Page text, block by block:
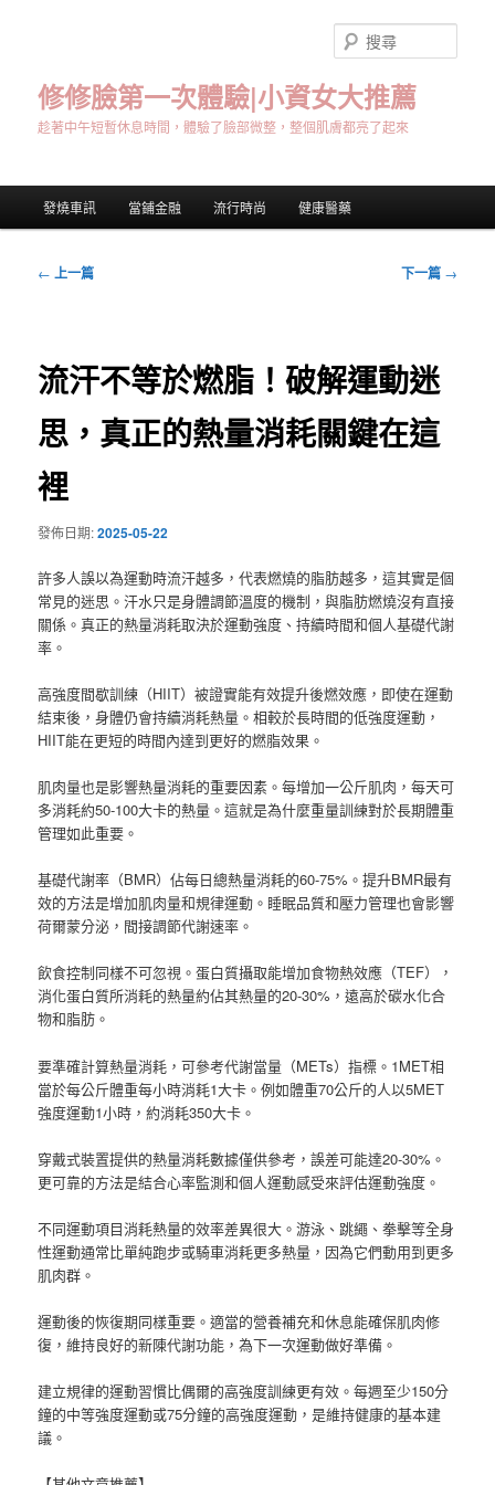
修修臉第一次體驗|小資女大推薦
趁著中午短暫休息時間，體驗了臉部微整，整個肌膚都亮了起來
尋
發燒車訊 當鋪金融 流行時尚 健康醫藥
文
← 上一篇 下一篇 →
流汗不等於燃脂！破解運動迷
思，真正的熱量消耗關鍵在這
裡
發佈日期:2025-05-22
許多人誤以為運動時流汗越多，代表燃燒的脂肪越多，這其實是個
常見的迷思。汗水只是身體調節溫度的機制，與脂肪燃燒沒有直接
關係。真正的熱量消耗取決於運動強度、持續時間和個人基礎代謝
率。
高強度間歇訓練（HIIT）被證實能有效提升後燃效應，即使在運動
結束後，身體仍會持續消耗熱量。相較於長時間的低強度運動，
HIIT能在更短的時間內達到更好的燃脂效果。
肌肉量也是影響熱量消耗的重要因素。每增加一公斤肌肉，每天可
多消耗約50-100大卡的熱量。這就是為什麼重量訓練對於長期體重
管理如此重要。
基礎代謝率（BMR）佔每日總熱量消耗的60-75%。提升BMR最有
效的方法是增加肌肉量和規律運動。睡眠品質和壓力管理也會影響
荷爾蒙分泌，間接調節代謝速率。
飲食控制同樣不可忽視。蛋白質攝取能增加食物熱效應（TEF），
消化蛋白質所消耗的熱量約佔其熱量的20-30%，遠高於碳水化合
物和脂肪。
要準確計算熱量消耗，可參考代謝當量（METs）指標。1MET相
當於每公斤體重每小時消耗1大卡。例如體重70公斤的人以5MET
強度運動1小時，約消耗350大卡。
穿戴式裝置提供的熱量消耗數據僅供參考，誤差可能達20-30%。
更可靠的方法是結合心率監測和個人運動感受來評估運動強度。
不同運動項目消耗熱量的效率差異很大。游泳、跳繩、拳擊等全身
性運動通常比單純跑步或騎車消耗更多熱量，因為它們動用到更多
肌肉群。
運動後的恢復期同樣重要。適當的營養補充和休息能確保肌肉修
復，維持良好的新陳代謝功能，為下一次運動做好準備。
建立規律的運動習慣比偶爾的高強度訓練更有效。每週至少150分
鐘的中等強度運動或75分鐘的高強度運動，是維持健康的基本建
議。